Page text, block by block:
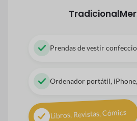
Tradicional
Prendas de vestir
Ordenador portátil,
Libros, Revistas, Cómics